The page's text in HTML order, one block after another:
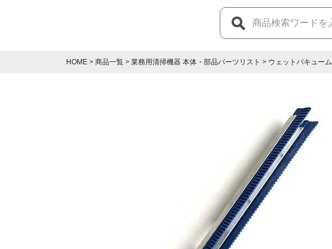
HOME 商品一覧 業務用清掃機器 本体・部品パーツリスト ウェットバキューム